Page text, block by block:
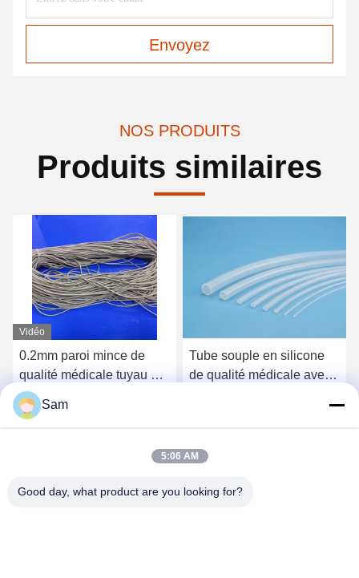
Envoyez
NOS PRODUITS
Produits similaires
Vidéo
0.2mm paroi mince de
qualité médicale tuyau de
silicone flexible 50 Shore
AObtenez le meilleur prix
Tube souple en silicone
de qualité médicale avec
le transfert de fluides
Sam
5:06 AM
Good day, what product are you looking for?